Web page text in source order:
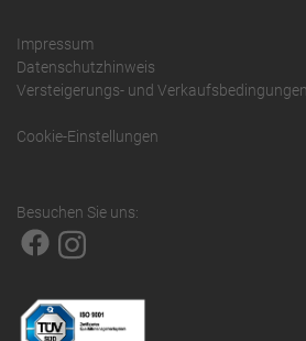
Impressum
Datenschutzhinweis
Versteigerungs- und Verkaufsbedingungen
Cookie-Einstellungen
Besuchen Sie uns: